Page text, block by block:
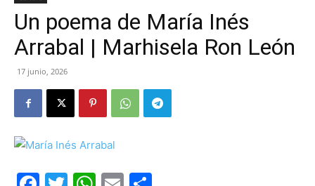
Un poema de María Inés
Arrabal | Marhisela Ron León
17 junio, 2026